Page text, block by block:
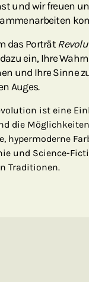
und wir freuen
das Porträt
ein, Ihre
und Ihre Sinne
Auges.
ist eine
die
hypermoderne
und Science-
Traditionen.